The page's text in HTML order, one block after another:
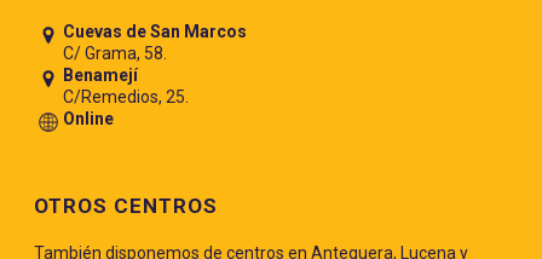
Cuevas de San Marcos
C/ Grama, 58.
Benamejí
C/Remedios, 25.
Online
OTROS CENTROS
También disponemos de centros en Antequera, Lucena y